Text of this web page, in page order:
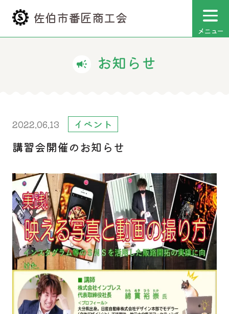
佐伯市番匠商工会
メニュー
campaign お知らせ
2022.06.13 イベント
講習会開催のお知らせ